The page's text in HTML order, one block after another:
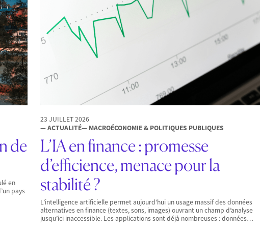
de
en
pays
23 JUILLET 2026
— ACTUALITÉ— MACROÉCONOMIE & POLITIQUES PUBLIQUES
L’IA en finance : promesse
d’efficience, menace pour la
stabilité ?
L’intelligence artificielle permet aujourd’hui un usage massif des données
alternatives en finance (textes, sons, images) ouvrant un champ d’analyse
jusqu’ici inaccessible. Les applications sont déjà nombreuses : données…